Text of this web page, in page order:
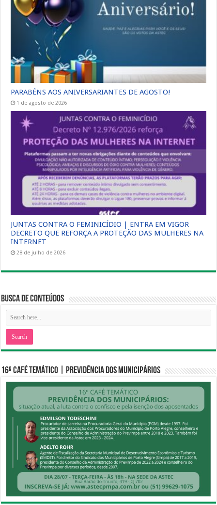
PARABÉNS AOS ANIVERSARIANTES DE AGOSTO!
1 de agosto de 2026
JUNTAS CONTRA O FEMINICÍDIO | ENTRA EM VIGOR
DECRETO QUE REFORÇA A PROTEÇÃO DAS MULHERES NA
INTERNET
28 de julho de 2026
Busca de Conteúdos
16º CAFÉ TEMÁTICO | PREVIDÊNCIA DOS MUNICIPÁRIOS